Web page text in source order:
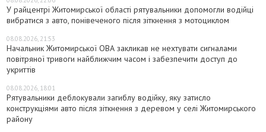
У райцентрі Житомирської області рятувальники допомогли водійці
вибратися з авто, понівеченого після зіткнення з мотоциклом
08.08.2026, 21:53
Начальник Житомирської ОВА закликав не нехтувати сигналами
повітряної тривоги найближчим часом і забезпечити доступ до
укриттів
08.08.2026, 18:01
Рятувальники деблокували загиблу водійку, яку затисло
конструкціями авто після зіткнення з деревом у селі Житомирського
району